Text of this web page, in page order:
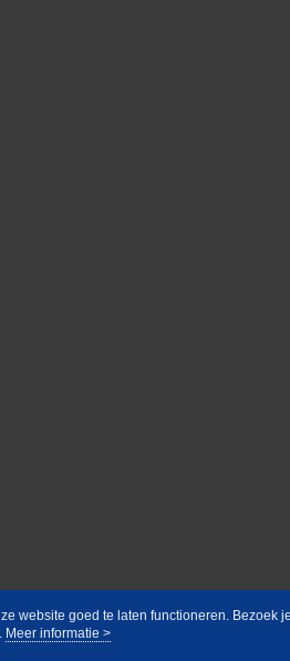
website goed te laten functioneren. Bezoek
Meer informatie >